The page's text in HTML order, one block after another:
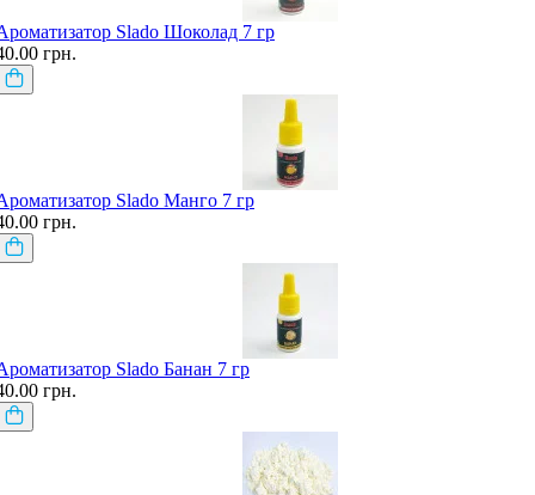
Slado Шоколад 7 гр
грн.
Slado Манго 7 гр
грн.
Slado Банан 7 гр
грн.